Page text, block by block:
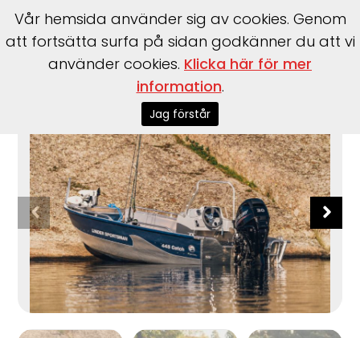
>Sportsman 445 Catch
Vår hemsida använder sig av cookies. Genom
att fortsätta surfa på sidan godkänner du att vi
använder cookies. Klicka här för mer
information.
Jag förstår